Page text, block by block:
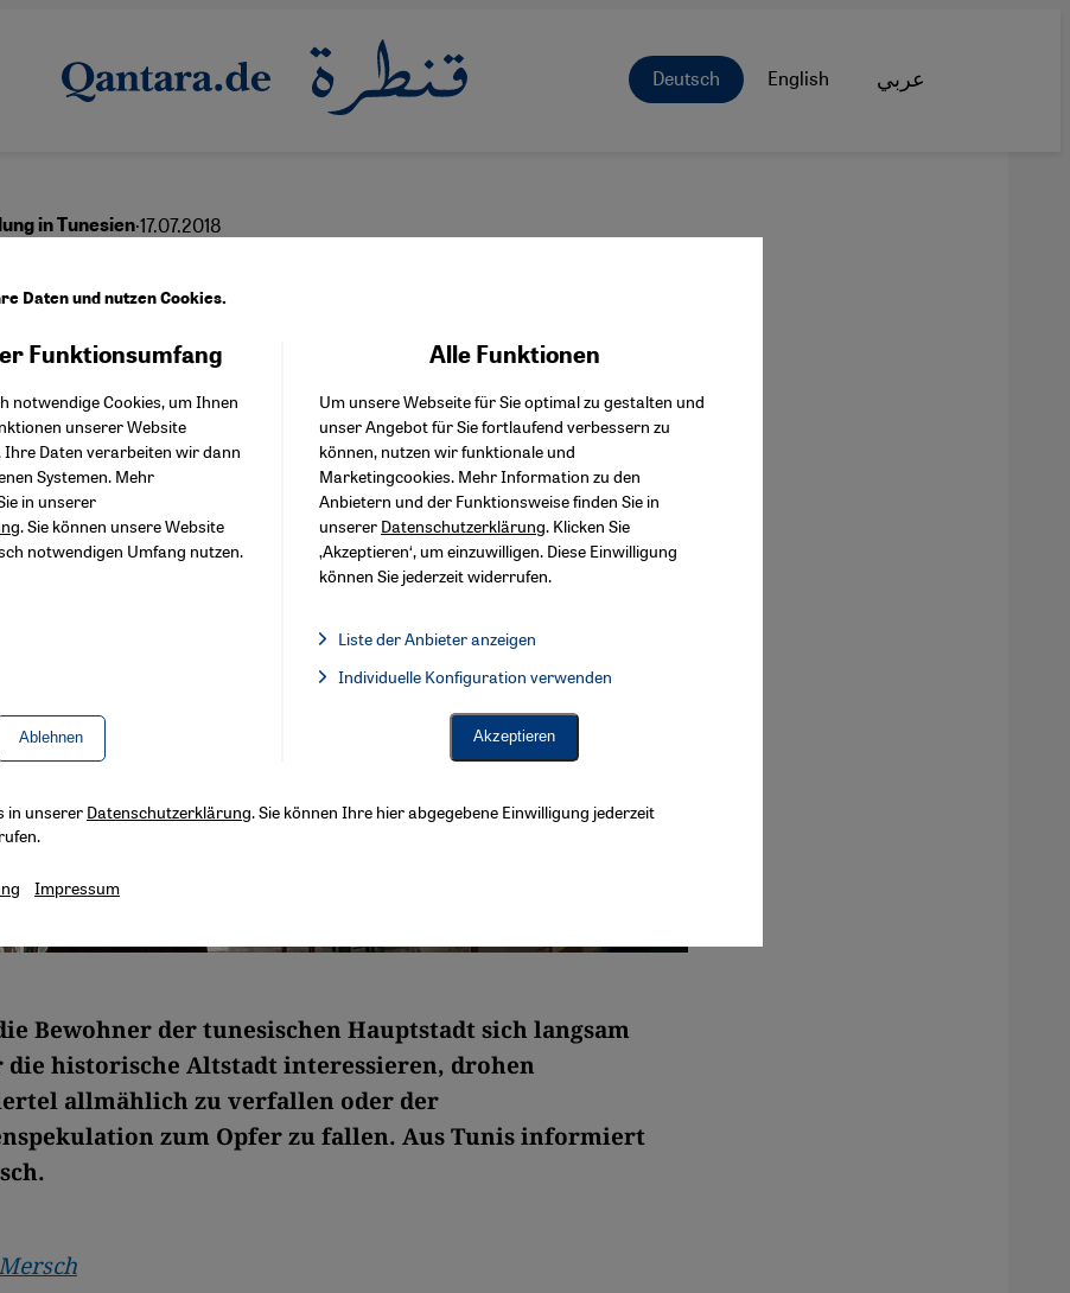
Deutsch English عربي
in Tunesien·17.07.2018
Abriss bewahren
English عربي
Bewohner der tunesischen Hauptstadt sich langsam
historische Altstadt interessieren, drohen
allmählich zu verfallen oder der
zum Opfer zu fallen. Aus Tunis informiert
Daten und nutzen Cookies.
Funktionsumfang
notwendige Cookies, um Ihnen
unserer Website
Ihre Daten verarbeiten wir dann
Systemen. Mehr
in unserer
. Sie können unsere Website
notwendigen Umfang nutzen.
Ablehnen
Alle Funktionen
Um unsere Webseite für Sie optimal zu gestalten und
unser Angebot für Sie fortlaufend verbessern zu
können, nutzen wir funktionale und
Marketingcookies. Mehr Information zu den
Anbietern und der Funktionsweise finden Sie in
unserer Datenschutzerklärung. Klicken Sie
‚Akzeptieren‘, um einzuwilligen. Diese Einwilligung
können Sie jederzeit widerrufen.
Liste der Anbieter anzeigen
Facebook Embed / Facebook Connect, Google Maps Embed, Google Tag Manager, Instagram Embed,
Facebook Embed / Facebook Connect
Twitter Embed
Instagram Embed
Youtube Embed
Google Maps Embed
Individuelle Konfiguration verwenden
Akzeptieren
in unserer Datenschutzerklärung. Sie können Ihre hier abgegebene Einwilligung jederzeit
Impressum